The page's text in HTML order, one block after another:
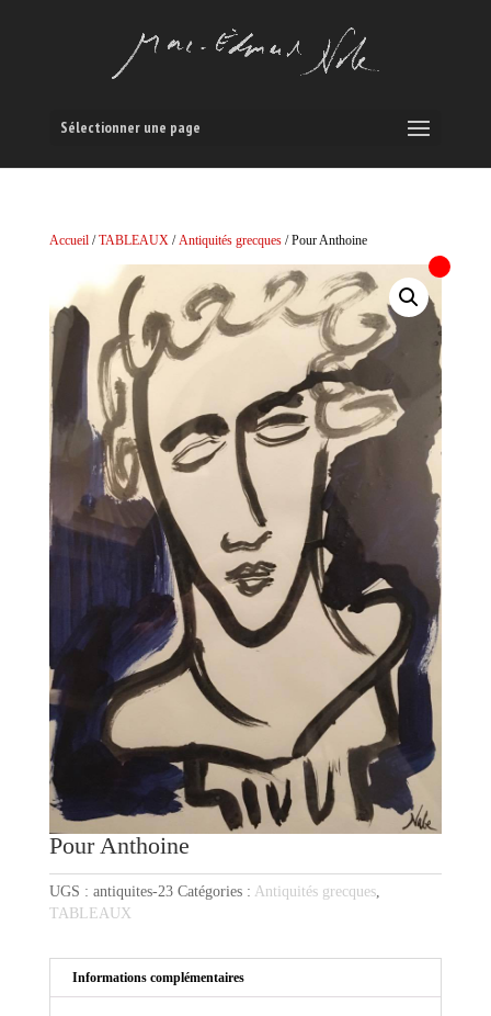
Sélectionner une page
Accueil/TABLEAUX/Antiquités grecques/ Pour Anthoine
Pour Anthoine
UGS : antiquites-23 Catégories : Antiquités grecques,
TABLEAUX
Informations complémentaires